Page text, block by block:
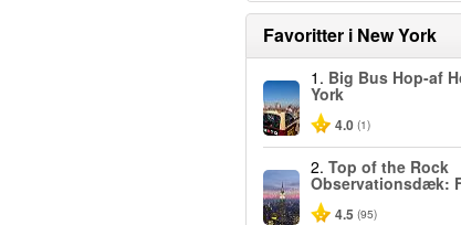
Favoritter i New York
1. Big Bus Hop-af
York
4.0 (1)
2. Top of the Rock
Observationsdæk:
4.5 (95)